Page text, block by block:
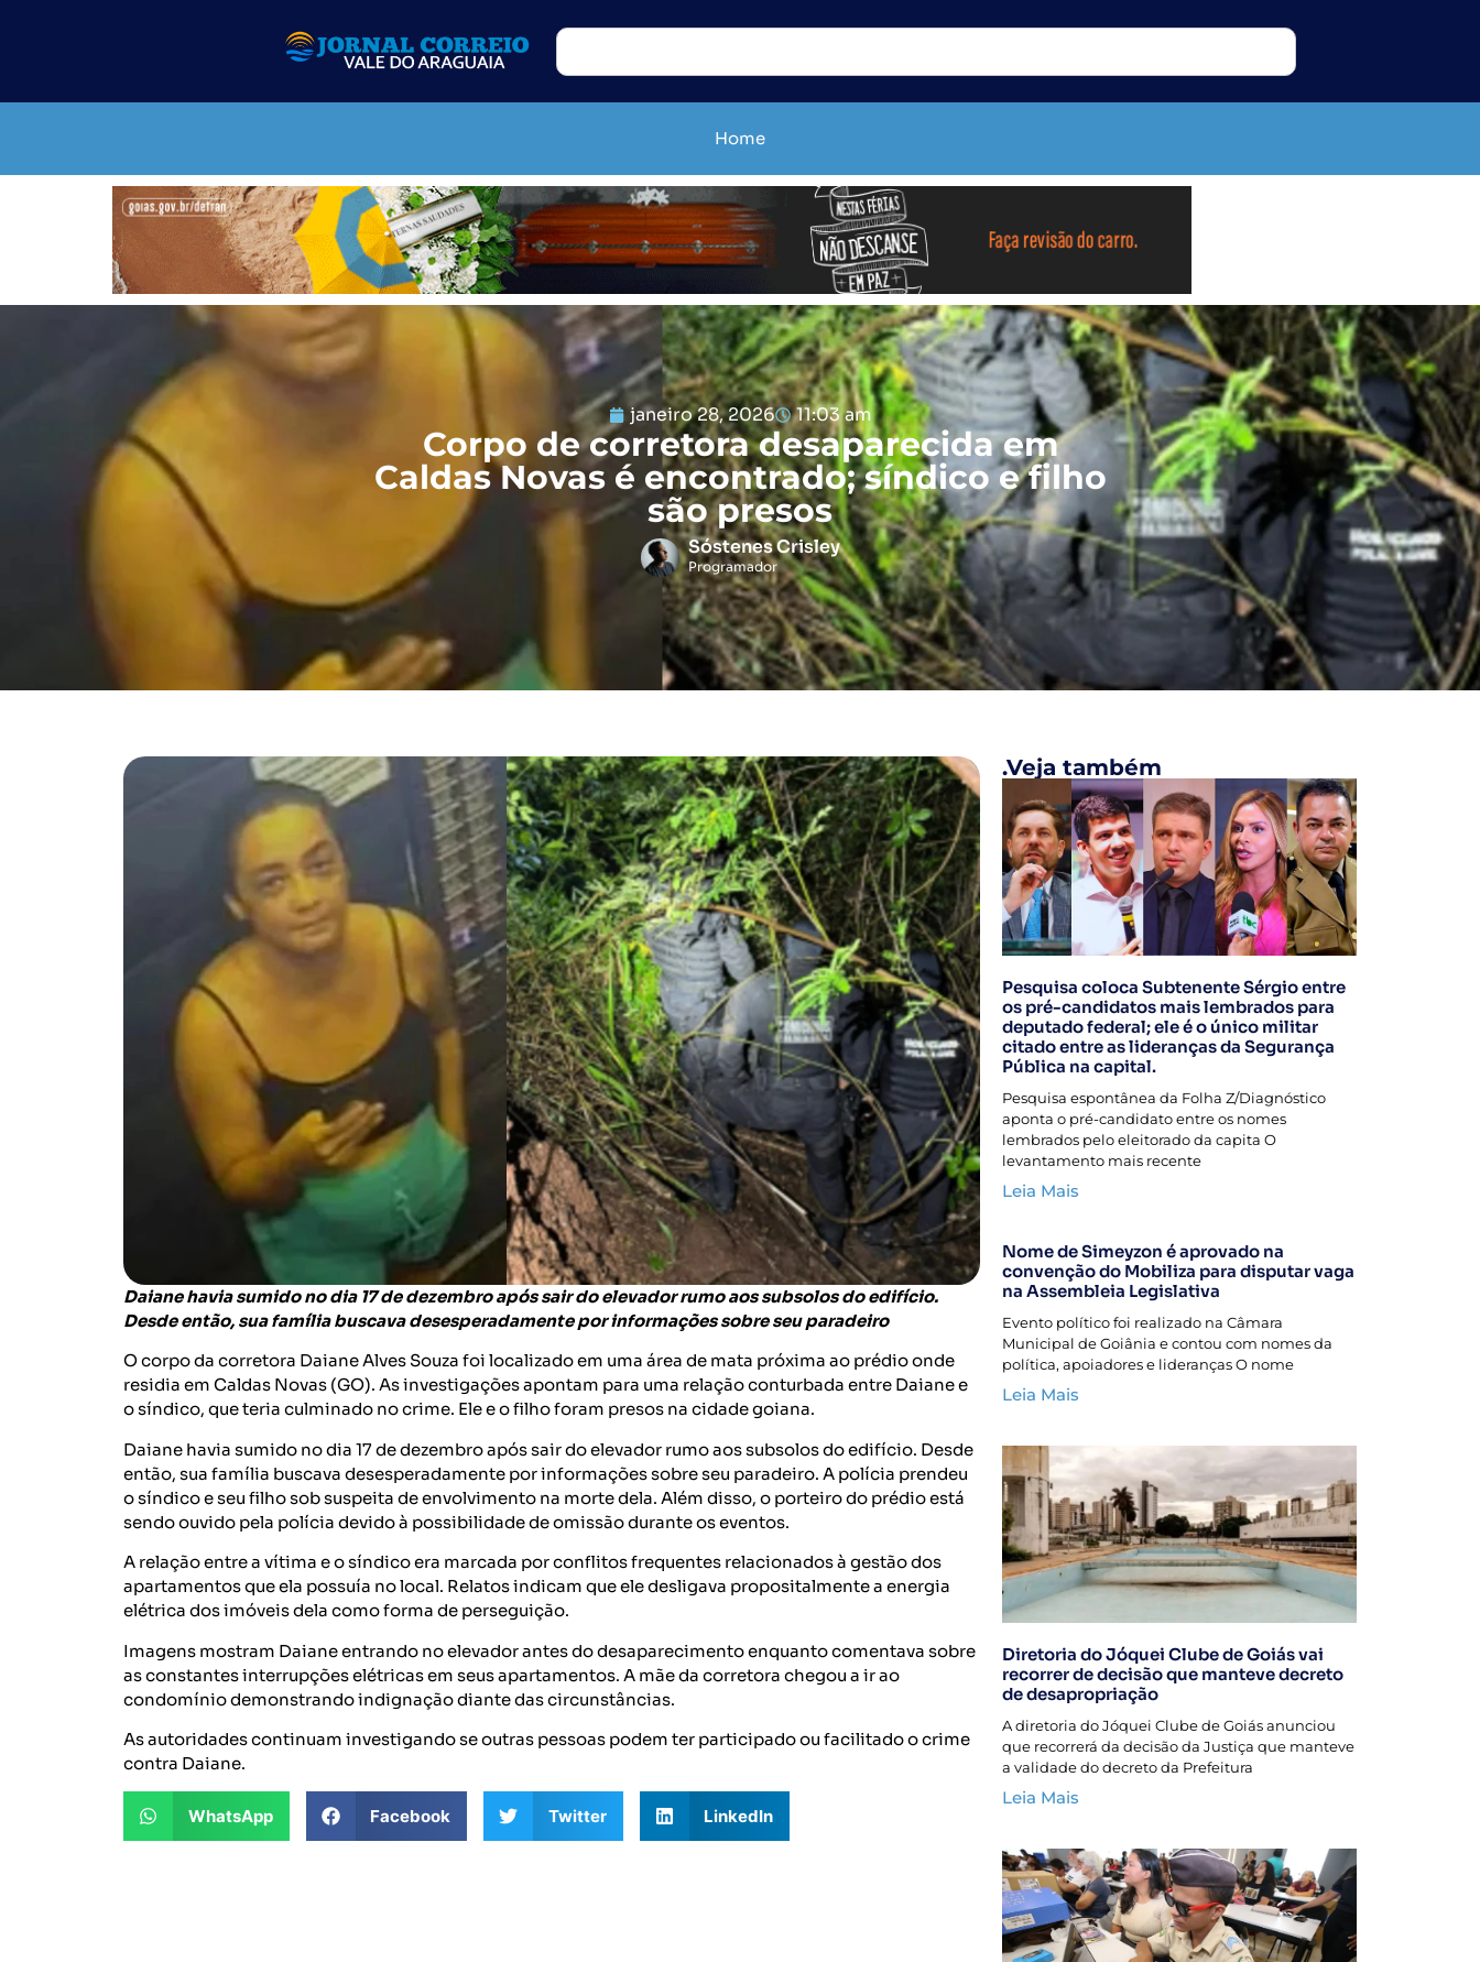
Home
janeiro 28, 2026 11:03 am
Corpo de corretora desaparecida em
Caldas Novas é encontrado; síndico e filho
são presos
Sóstenes Crisley
Programador
Daiane havia sumido no dia 17 de dezembro após sair do elevador rumo aos subsolos do edifício.
Desde então, sua família buscava desesperadamente por informações sobre seu paradeiro
O corpo da corretora Daiane Alves Souza foi localizado em uma área de mata próxima ao prédio onde
residia em Caldas Novas (GO). As investigações apontam para uma relação conturbada entre Daiane e
o síndico, que teria culminado no crime. Ele e o filho foram presos na cidade goiana.
Daiane havia sumido no dia 17 de dezembro após sair do elevador rumo aos subsolos do edifício. Desde
então, sua família buscava desesperadamente por informações sobre seu paradeiro. A polícia prendeu
o síndico e seu filho sob suspeita de envolvimento na morte dela. Além disso, o porteiro do prédio está
sendo ouvido pela polícia devido à possibilidade de omissão durante os eventos.
A relação entre a vítima e o síndico era marcada por conflitos frequentes relacionados à gestão dos
apartamentos que ela possuía no local. Relatos indicam que ele desligava propositalmente a energia
elétrica dos imóveis dela como forma de perseguição.
Imagens mostram Daiane entrando no elevador antes do desaparecimento enquanto comentava sobre
as constantes interrupções elétricas em seus apartamentos. A mãe da corretora chegou a ir ao
condomínio demonstrando indignação diante das circunstâncias.
As autoridades continuam investigando se outras pessoas podem ter participado ou facilitado o crime
contra Daiane.
WhatsApp Facebook Twitter LinkedIn
.Veja também
Pesquisa coloca Subtenente Sérgio entre
os pré-candidatos mais lembrados para
deputado federal; ele é o único militar
citado entre as lideranças da Segurança
Pública na capital.
Pesquisa espontânea da Folha Z/Diagnóstico
aponta o pré-candidato entre os nomes
lembrados pelo eleitorado da capita O
levantamento mais recente
Leia Mais
Nome de Simeyzon é aprovado na
convenção do Mobiliza para disputar vaga
na Assembleia Legislativa
Evento político foi realizado na Câmara
Municipal de Goiânia e contou com nomes da
política, apoiadores e lideranças O nome
Leia Mais
Diretoria do Jóquei Clube de Goiás vai
recorrer de decisão que manteve decreto
de desapropriação
A diretoria do Jóquei Clube de Goiás anunciou
que recorrerá da decisão da Justiça que manteve
a validade do decreto da Prefeitura
Leia Mais